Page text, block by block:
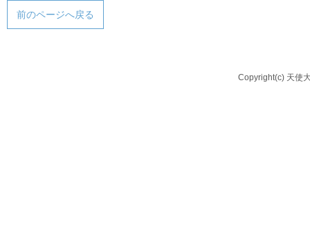
前のページへ戻る
Copyright(c) 天使